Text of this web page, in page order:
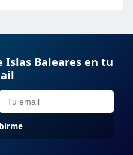
Islas Baleares en tu